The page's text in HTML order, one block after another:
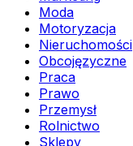
Moda
Motoryzacja
Nieruchomości
Obcojęzyczne
Praca
Prawo
Przemysł
Rolnictwo
Sklepy